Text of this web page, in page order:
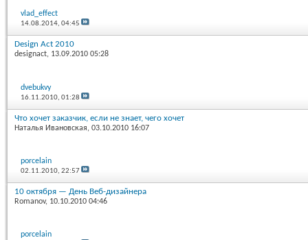
vlad_effect
14.08.2014,04:45
Design Act 2010
designact, 13.09.2010 05:28
dvebukvy
16.11.2010,01:28
Что хочет заказчик, если не знает, чего хочет
Наталья Ивановская, 03.10.2010 16:07
porcelain
02.11.2010,22:57
10 октября — День Веб-дизайнера
Romanov, 10.10.2010 04:46
porcelain